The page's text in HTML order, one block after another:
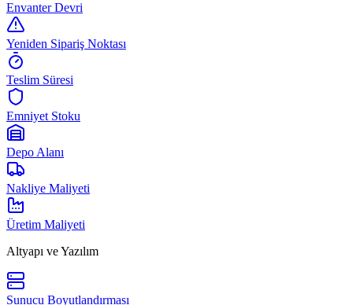
Envanter Devri
Yeniden Sipariş Noktası
Teslim Süresi
Emniyet Stoku
Depo Alanı
Nakliye Maliyeti
Üretim Maliyeti
Altyapı ve Yazılım
Sunucu Boyutlandırması